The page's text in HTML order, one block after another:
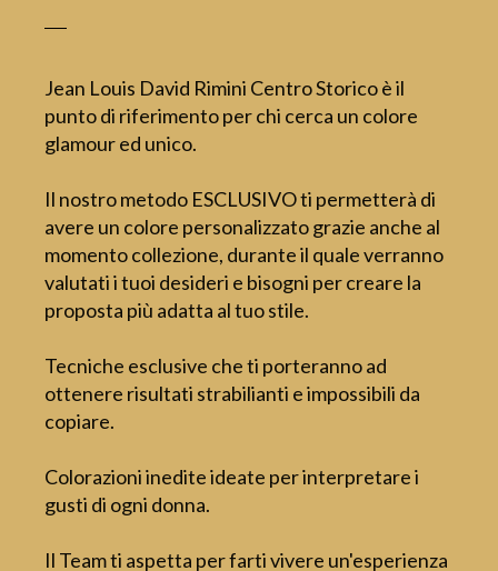
Jean Louis David Rimini Centro Storico è il
punto di riferimento per chi cerca un colore
glamour ed unico.
Il nostro metodo ESCLUSIVO ti permetterà di
avere un colore personalizzato grazie anche al
momento collezione, durante il quale verranno
valutati i tuoi desideri e bisogni per creare la
proposta più adatta al tuo stile.
Tecniche esclusive che ti porteranno ad
ottenere risultati strabilianti e impossibili da
copiare.
Colorazioni inedite ideate per interpretare i
gusti di ogni donna.
Il Team ti aspetta per farti vivere un'esperienza